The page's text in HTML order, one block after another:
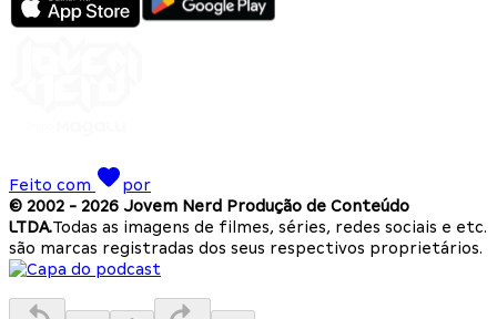
Feito com
por
© 2002 - 2026 Jovem Nerd Produção de Conteúdo
LTDA.Todas as imagens de filmes, séries, redes sociais e etc.
são marcas registradas dos seus respectivos proprietários.